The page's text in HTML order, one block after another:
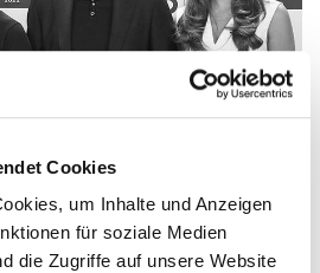
Cookies
um Inhalte und Anzeigen
für soziale Medien
die Zugriffe auf unsere Website